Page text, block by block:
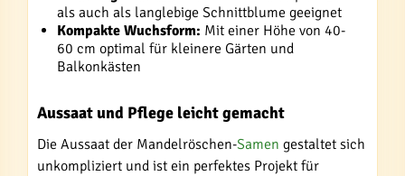
als auch als langlebige Schnittblume geeignet
Kompakte Wuchsform: Mit einer Höhe von 40-
60 cm optimal für kleinere Gärten und
Balkonkästen
Aussaat und Pflege leicht gemacht
Die Aussaat der Mandelröschen-Samen gestaltet sich
unkompliziert und ist ein perfektes Projekt für